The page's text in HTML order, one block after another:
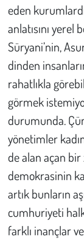
eden
anlatısını
Süryani’nin,
dinden
rahatlıkla
görmek
durumunda.
yönetimler
de alan açan
demokrasinin
artık bunların
cumhuriyeti
farklı inançlar